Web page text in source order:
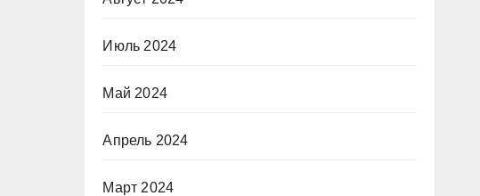
Июль 2024
Май 2024
Апрель 2024
Март 2024